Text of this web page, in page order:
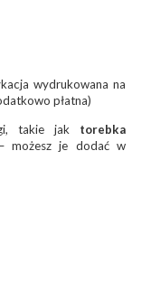
wydrukowana na
płatna)
takie jak torebka
możesz je dodać w